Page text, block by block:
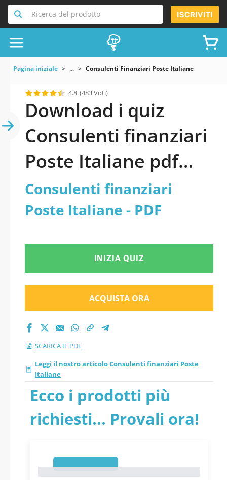
Ricerca del prodotto ISCRIVITI
Pagina iniziale ... Consulenti Finanziari Poste Italiane
4.8 (483 Voti)
Download i quiz
Consulenti finanziari
Poste Italiane pdf
versione 2026
aggiornati
Consulenti finanziari
Poste Italiane - PDF
INIZIA QUIZ
ACQUISTA ORA
SCARICA IL PDF
Leggi il nostro articolo Consulenti finanziari Poste
Italiane
Ecco i prodotti più
richiesti... Provali ora!